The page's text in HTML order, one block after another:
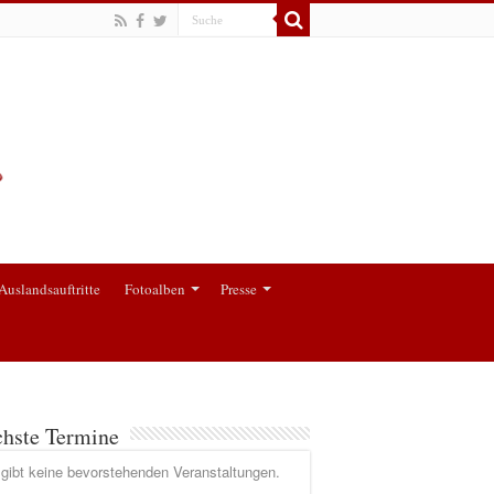
Fotoalben Presse
Termine
keine bevorstehenden Veranstaltungen.